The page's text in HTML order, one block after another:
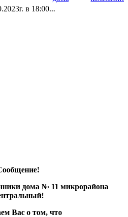
в 18:00...
дома № 11 микрорайона
Вас о том, что